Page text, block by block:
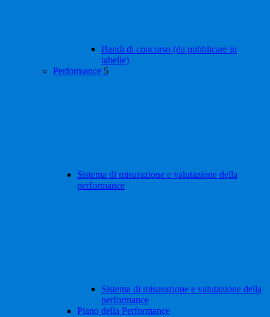
Bandi di concorso (da pubblicare in
tabelle)
Performance 5
Sistema di misurazione e valutazione della
performance
Sistema di misurazione e valutazione della
performance
Piano della Performance